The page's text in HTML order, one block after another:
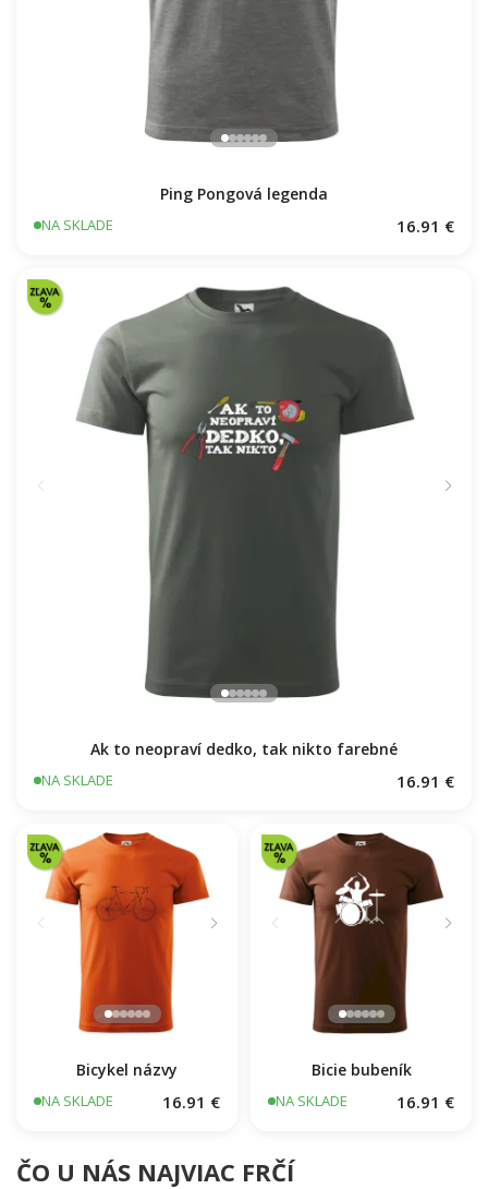
Ping Pongová legenda
NA SKLADE 16.91 €
Ak to neopraví dedko, tak nikto farebné
NA SKLADE 16.91 €
Bicykel názvy
NA SKLADE 16.91 €
Bicie bubeník
NA SKLADE 16.91 €
ČO U NÁS NAJVIAC FRČÍ